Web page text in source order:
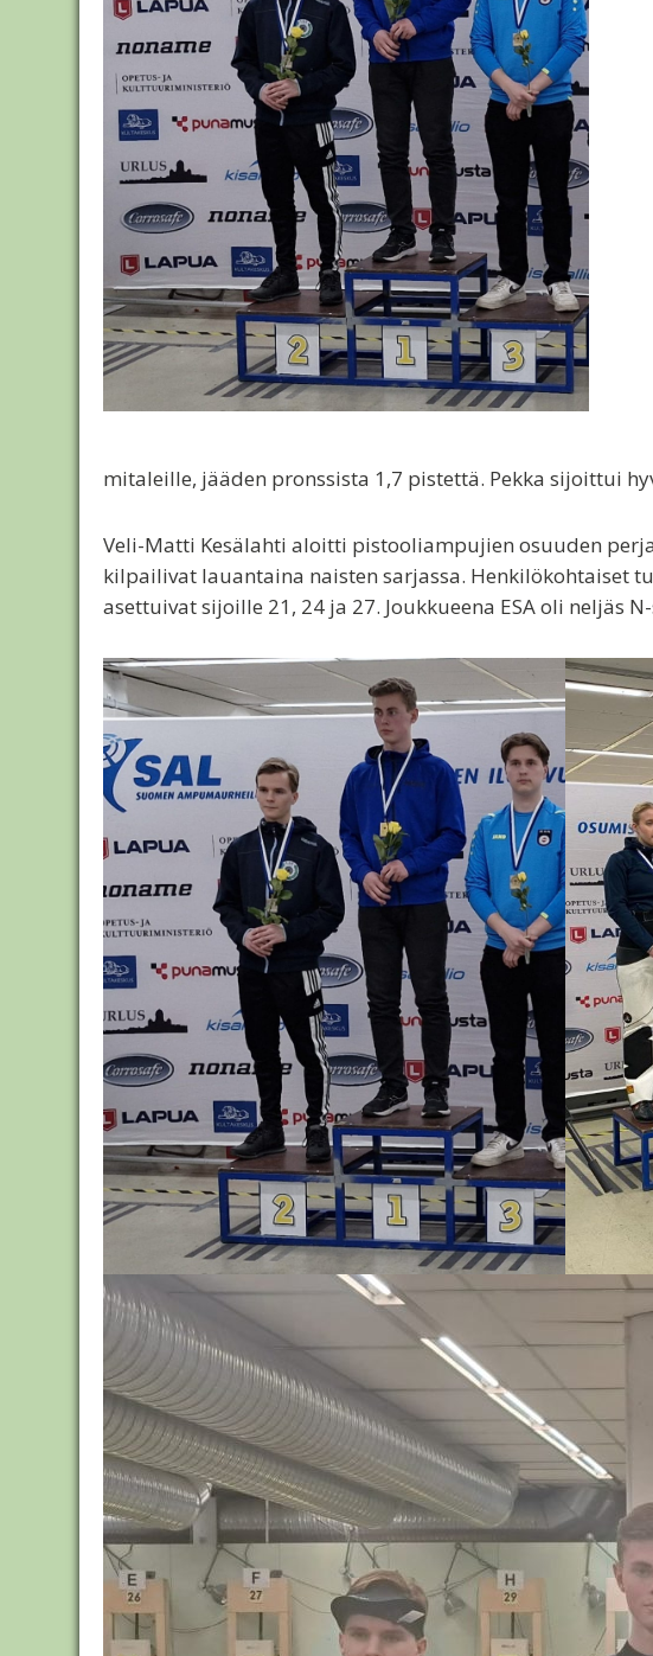
mitaleille, jääden pronssista 1,7 pistettä. Pekka sijoittui
Veli-Matti Kesälahti aloitti pistooliampujien osuuden
kilpailivat lauantaina naisten sarjassa. Henkilökohtaiset
asettuivat sijoille 21, 24 ja 27. Joukkueena ESA oli neljäs